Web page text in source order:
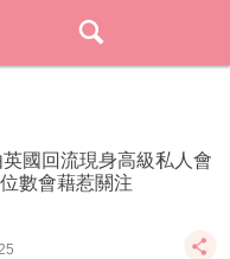
國回流現身高級私人會
6位數會藉惹關注